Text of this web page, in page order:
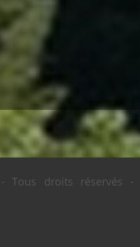
- Tous droits réservés -